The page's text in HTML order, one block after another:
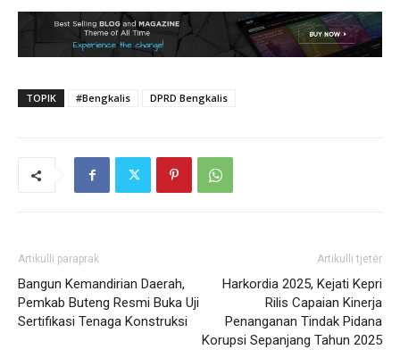
TOPIK #Bengkalis DPRD Bengkalis
Artikulli paraprak
Bangun Kemandirian Daerah,
Pemkab Buteng Resmi Buka Uji
Sertifikasi Tenaga Konstruksi
Artikulli tjetër
Harkordia 2025, Kejati Kepri
Rilis Capaian Kinerja
Penanganan Tindak Pidana
Korupsi Sepanjang Tahun 2025